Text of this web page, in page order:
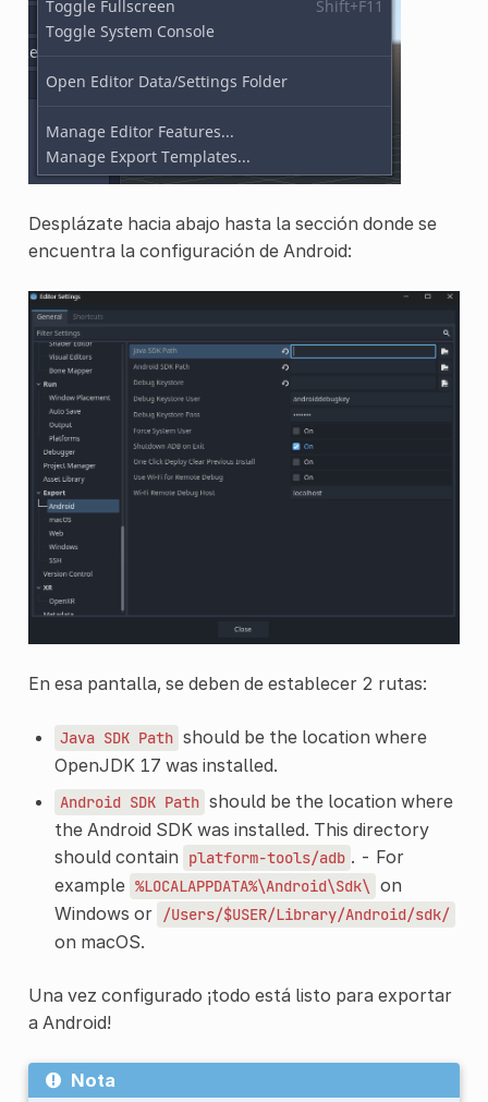
Desplázate hacia abajo hasta la sección donde se
encuentra la configuración de Android:
En esa pantalla, se deben de establecer 2 rutas:
Java SDK Path should be the location where
OpenJDK 17 was installed.
Android SDK Path should be the location where
the Android SDK was installed. This directory
should contain
platform-tools/adb . - For
example %LOCALAPPDATA%\Android\Sdk\ on
Windows or
/Users/$USER/Library/Android/sdk/
on macOS.
Una vez configurado ¡todo está listo para exportar
a Android!
Nota